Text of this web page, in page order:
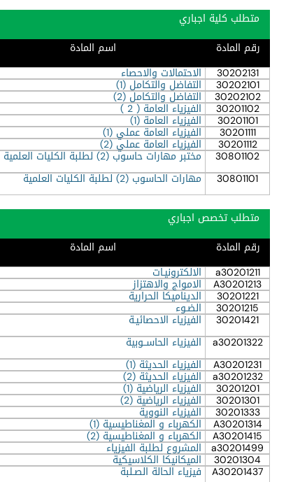
متطلب كلية اجباري
رقم المادة اسم المادة
30202131 الاحتمالات والاحصاء
30202101 التفاضل والتكامل (1)
30202102 التفاضل والتكامل (2)
30201102 الفيزياء العامة ( 2 )
30201101 الفيزياء العامة (1)
30201111 الفيزياء العامة عملي (1)
30201112 الفيزياء العامة عملي (2)
30801102 مختبر مهارات حاسوب (2) لطلبة الكليات العلمية
30801101
مهارات الحاسوب (2) لطلبة الكليات العلمية
متطلب تخصص اجباري
رقم المادة اسم المادة
a30201211 الالكترونيـات
A30201213 الامواج والاهتزاز
30201221 الديناميكا الحرارية
30201215 الضـوء
30201421 الفيزياء الاحصائيـة
a30201322 الفيزياء الحاســوبية
A30201231
الفيزياء الحديثة (1)
a30201232 الفيزياء الحديثة (2)
30201201 الفيزياء الرياضية (1)
30201301 الفيزياء الرياضية (2)
30201333 الفيزياء النووية
A30201314 الكهرباء و المغناطيسية (1)
A30201415 الكهرباء و المغناطيسية (2)
a30201499 المشروع لطلبة الفيزياء
30201304 الميكانيكا الكلاسيكية
A30201437 فيزياء الحالة الصـلبة